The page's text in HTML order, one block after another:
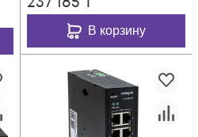
В корзину